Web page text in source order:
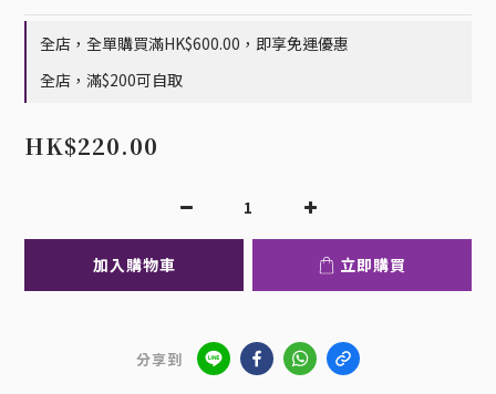
全店，全單購買滿HK$600.00，即享免運優惠
全店，滿$200可自取
HK$220.00
加入購物車 立即購買
分享到